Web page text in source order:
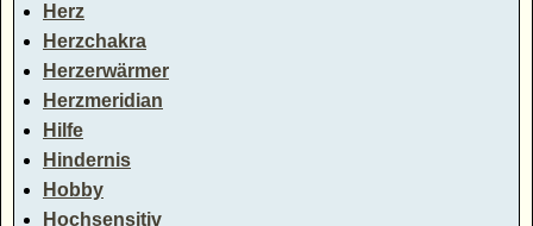
Herz
Herzchakra
Herzerwärmer
Herzmeridian
Hilfe
Hindernis
Hobby
Hochsensitiv